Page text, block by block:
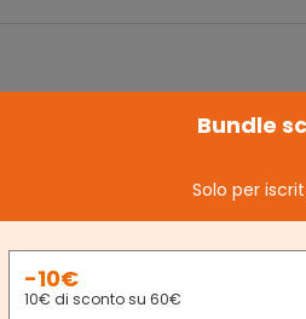
DELLO STILE - Come le scarpe
sole e il portafoglio? Con uno
mobile d'ingresso è pronto ad
Bundle
Solo per
-10€
10€ di sconto su 60€